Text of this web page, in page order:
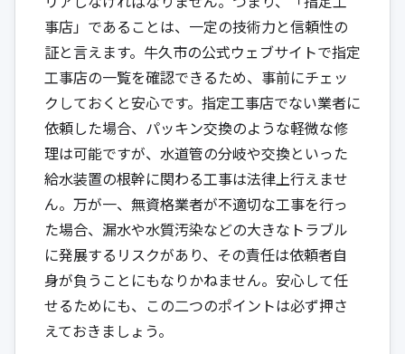
事店」であることは、一定の技術力と信頼性の
証と言えます。牛久市の公式ウェブサイトで指定
工事店の一覧を確認できるため、事前にチェッ
クしておくと安心です。指定工事店でない業者に
依頼した場合、パッキン交換のような軽微な修
理は可能ですが、水道管の分岐や交換といった
給水装置の根幹に関わる工事は法律上行えませ
ん。万が一、無資格業者が不適切な工事を行っ
た場合、漏水や水質汚染などの大きなトラブル
に発展するリスクがあり、その責任は依頼者自
身が負うことにもなりかねません。安心して任
せるためにも、この二つのポイントは必ず押さ
えておきましょう。